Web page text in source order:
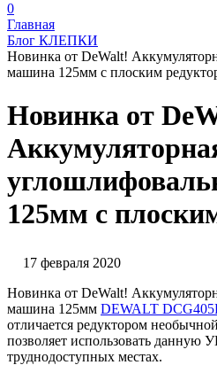
0
Главная
Блог КЛЕПКИ
Новинка от DeWalt!
машина 125мм с плоским
Новинка от
125мм с
17 февраля 2020
Новинка от DeWalt!
машина 125мм DEWALT
отличается редуктором
позволяет использовать данную
труднодоступных местах.